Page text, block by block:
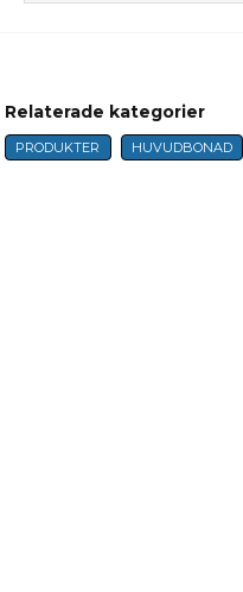
name
Namn
Relaterade kategorier
PRODUKTER HUVUDBONAD